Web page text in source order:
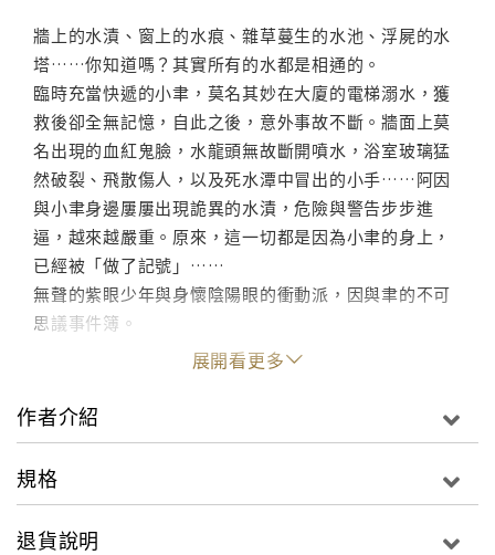
牆上的水漬、窗上的水痕、雜草蔓生的水池、浮屍的水
塔……你知道嗎？其實所有的水都是相通的。
臨時充當快遞的小聿，莫名其妙在大廈的電梯溺水，獲
救後卻全無記憶，自此之後，意外事故不斷。牆面上莫
名出現的血紅鬼臉，水龍頭無故斷開噴水，浴室玻璃猛
然破裂、飛散傷人，以及死水潭中冒出的小手……阿因
與小聿身邊屢屢出現詭異的水漬，危險與警告步步進
逼，越來越嚴重。原來，這一切都是因為小聿的身上，
已經被「做了記號」……
無聲的紫眼少年與身懷陰陽眼的衝動派，因與聿的不可
思議事件簿。
展開看更多
作者介紹
規格
退貨說明